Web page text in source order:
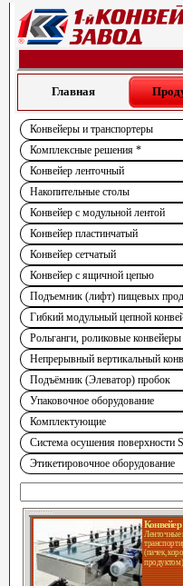
Главная
Конвейеры и транспортеры
Комплексные решения *
Конвейер ленточный
Накопительные столы
Конвейер с модульной лентой
Конвейер пластинчатый
Конвейер сетчатый
Конвейер с ящичной цепью
Подъемник (лифт) пищевых
Гибкий модульный цепной
Рольганги, роликовые конвейеры
Непрерывный вертикальный
Подъёмник (Элеватор) пробок
Упаковочное оборудование
Комплектующие
Система осушения поверхности
Этикетировочное оборудование
Ленточные
(пачек,
продуктом)